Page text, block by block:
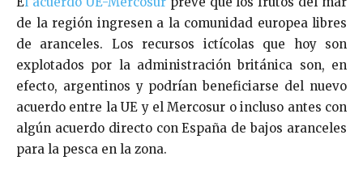
de la región ingresen a la comunidad europea libres
de aranceles. Los recursos ictícolas que hoy son
explotados por la administración británica son, en
efecto, argentinos y podrían beneficiarse del nuevo
acuerdo entre la UE y el Mercosur o incluso antes con
algún acuerdo directo con España de bajos aranceles
para la pesca en la zona.